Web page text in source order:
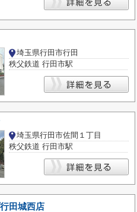
埼玉県行田市行田
秩父鉄道 行田市駅
埼玉県行田市佐間１丁目
秩父鉄道 行田市駅
田城西店